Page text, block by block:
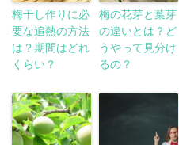
梅干し作りに必
要な追熱の方法
は？期間はどれ
くらい？
梅の花芽と葉芽
の違いとは？ど
うやって見分け
るの？